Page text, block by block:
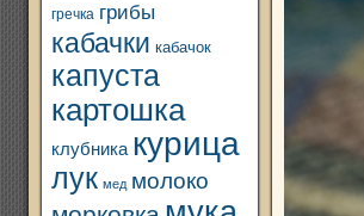
гречка грибы
кабачки кабачок
капуста
картошка
клубника курица
лук мед молоко